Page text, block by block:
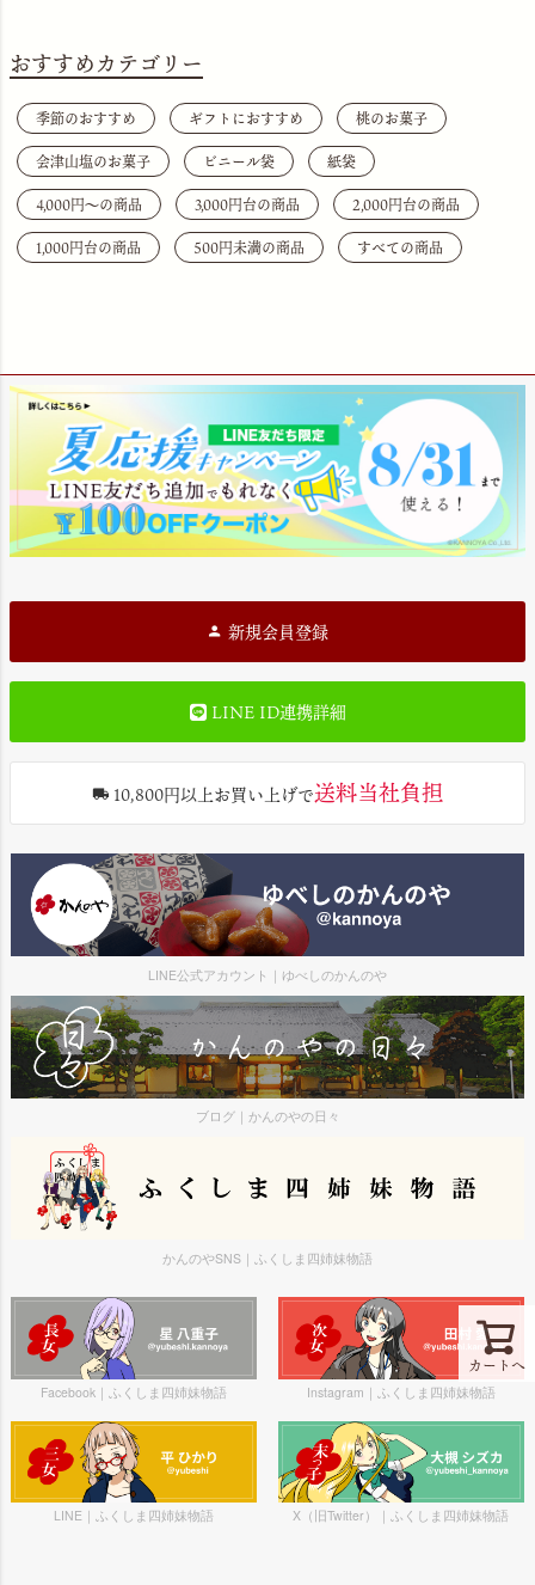
カートへ
おすすめカテゴリー
季節のおすすめ ギフトにおすすめ
桃のお菓子
会津山塩のお菓子
ビニール袋
紙袋
4,000円〜の商品
3,000円台の商品
2,000円台の商品
1,000円台の商品
500円未満の商品 すべての商品
新規会員登録
LINE ID連携詳細
10,800円以上お買い上げで送料当社負担
LINE公式アカウント｜ゆべしのかんのや
ブログ｜かんのやの日々
かんのやSNS｜ふくしま四姉妹物語
Facebook｜ふくしま四姉妹物語 Instagram｜ふくしま四姉妹物語
LINE｜ふくしま四姉妹物語 X（旧Twitter）｜ふくしま四姉妹物語